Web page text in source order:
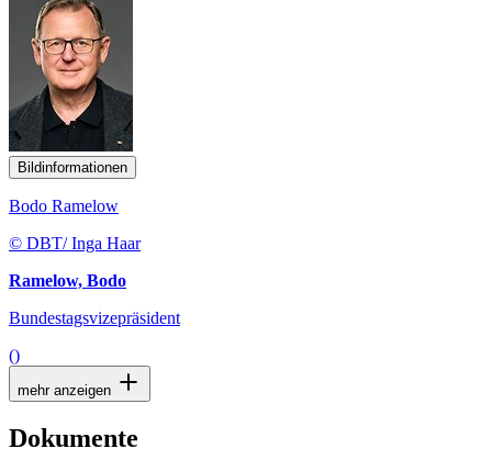
Bildinformationen
Bodo Ramelow
© DBT/ Inga Haar
Ramelow, Bodo
Bundestagsvizepräsident
()
mehr anzeigen
Dokumente